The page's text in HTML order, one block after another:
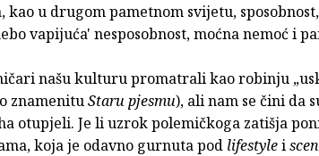
kao u drugom pametnom svijetu,
vapijuća' nesposobnost, moćna nemoć i
našu kulturu promatrali kao robinju
znamenituStaru pjesmu), ali nam se čini da
otupjeli. Je li uzrok polemičkoga zatišja
koja je odavno gurnuta pod lifestylei